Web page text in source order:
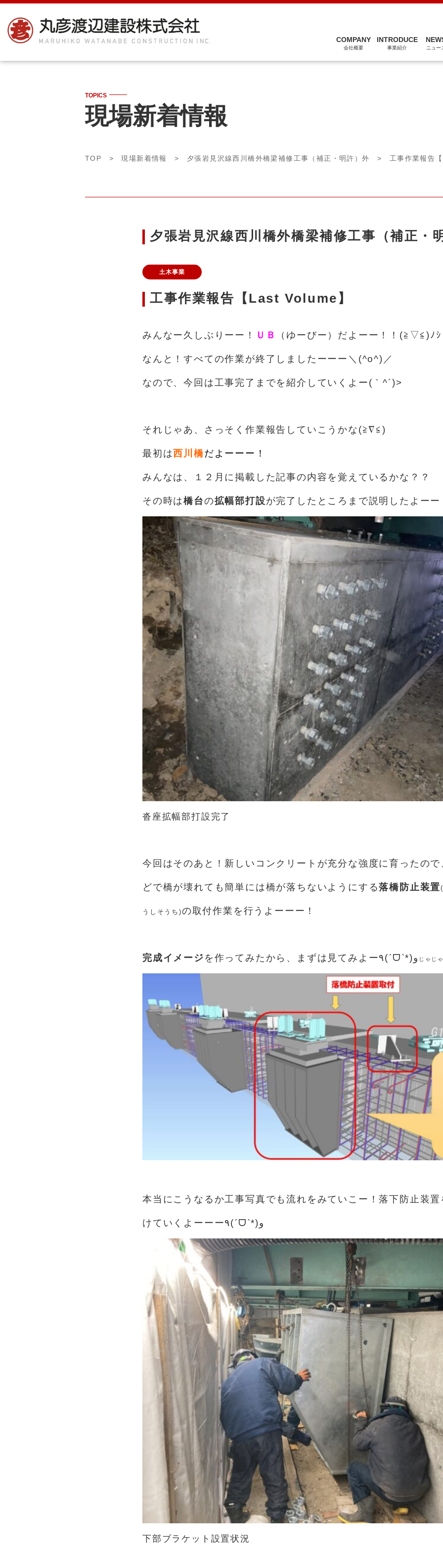
COMPANY
会社概要
INTRODUCE
事業紹介 ニュー
TOPICS
現場新着情報
TOP >現場新着情報 > 夕張岩見沢線西川橋外橋梁補修工事（補正・明許）外 > 工事作業報告
夕張岩見沢線西川橋外橋梁補修工事（補正・
土木事業
工事作業報告【Last Volume】
みんなー久しぶりーー！ ＵＢ （ゆーびー）だよーー！！(≧▽≦)ﾉｼ
なんと！すべての作業が終了しましたーーー＼(^o^)／
なので、今回は工事完了までを紹介していくよー(｀^´)>
それじゃあ、さっそく作業報告していこうかな(≧∇≦)
最初は西川橋だよーーー！
みんなは、１２月に掲載した記事の内容を覚えているかな？？
その時は橋台の拡幅部打設が完了したところまで説明したよーー
沓座拡幅部打設完了
今回はそのあと！新しいコンクリートが充分な強度に育ったので
どで橋が壊れて も簡単に は橋が落ちないようにする落橋防止装置
うし そうち)の取付作業を行うよーーー！
完成イメージを作ってみたから、まずは見て みよー٩(ˊᗜˋ*)و じゃじ
本当にこうなるか工事写真でも流れをみていこー！落下防止装
けていくよーーー٩(ˊᗜˋ*)و
下部ブラケット設置状況